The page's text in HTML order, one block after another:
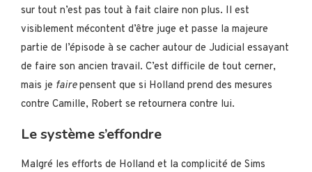
sur tout n’est pas tout à fait claire non plus. Il est
visiblement mécontent d’être juge et passe la majeure
partie de l’épisode à se cacher autour de Judicial essayant
de faire son ancien travail. C’est difficile de tout cerner,
mais je fairepensent que si Holland prend des mesures
contre Camille, Robert se retournera contre lui.
Le système s’effondre
Malgré les efforts de Holland et la complicité de Sims